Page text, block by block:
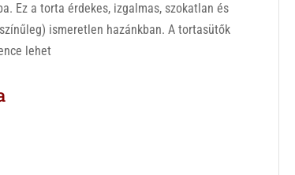
Ez a torta érdekes, izgalmas, szokatlan és
ismeretlen hazánkban. A tortasütők
lehet